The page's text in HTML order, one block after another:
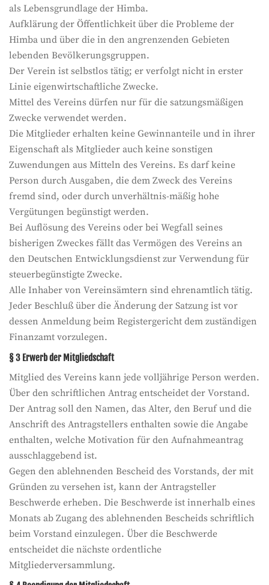
als Lebensgrundlage der Himba.
Aufklärung der Öffentlichkeit über die Probleme der
Himba und über die in den angrenzenden Gebieten
lebenden Bevölkerungsgruppen.
Der Verein ist selbstlos tätig; er verfolgt nicht in erster
Linie eigenwirtschaftliche Zwecke.
Mittel des Vereins dürfen nur für die satzungsmäßigen
Zwecke verwendet werden.
Die Mitglieder erhalten keine Gewinnanteile und in ihrer
Eigenschaft als Mitglieder auch keine sonstigen
Zuwendungen aus Mitteln des Vereins. Es darf keine
Person durch Ausgaben, die dem Zweck des Vereins
fremd sind, oder durch unverhältnis-mäßig hohe
Vergütungen begünstigt werden.
Bei Auflösung des Vereins oder bei Wegfall seines
bisherigen Zweckes fällt das Vermögen des Vereins an
den Deutschen Entwicklungsdienst zur Verwendung für
steuerbegünstigte Zwecke.
Alle Inhaber von Vereinsämtern sind ehrenamtlich tätig.
Jeder Beschluß über die Änderung der Satzung ist vor
dessen Anmeldung beim Registergericht dem zuständigen
Finanzamt vorzulegen.
§ 3 Erwerb der Mitgliedschaft
Mitglied des Vereins kann jede volljährige Person werden.
Über den schriftlichen Antrag entscheidet der Vorstand.
Der Antrag soll den Namen, das Alter, den Beruf und die
Anschrift des Antragstellers enthalten sowie die Angabe
enthalten, welche Motivation für den Aufnahmeantrag
ausschlaggebend ist.
Gegen den ablehnenden Bescheid des Vorstands, der mit
Gründen zu versehen ist, kann der Antragsteller
Beschwerde erheben. Die Beschwerde ist innerhalb eines
Monats ab Zugang des ablehnenden Bescheids schriftlich
beim Vorstand einzulegen. Über die Beschwerde
entscheidet die nächste ordentliche
Mitgliederversammlung.